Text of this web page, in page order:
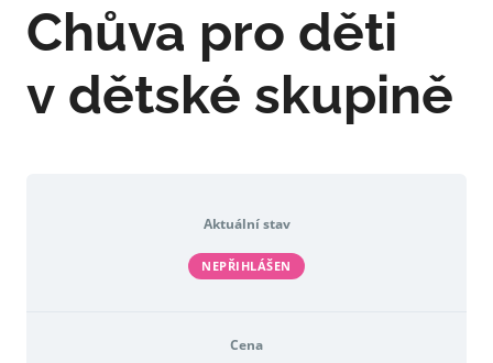
Chůva pro děti
v dětské skupině
Aktuální stav
NEPŘIHLÁŠEN
Cena